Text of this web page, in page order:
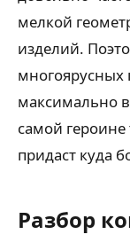
мелкой
изделий.
многоярусных
максимально
самой
придаст куда
Разбор